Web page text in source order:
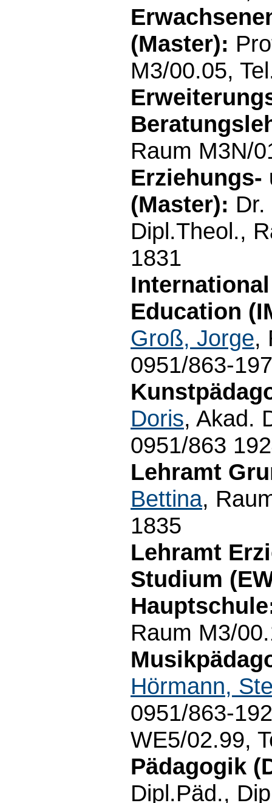
(Master):
M3/00.05,
Raum M3N/
(Master): Dr.
Dipl.Theol.,
1831
Education
Groß, Jorge,
0951/863-
Doris, Akad.
0951/863
Lehramt
Bettina,
1835
Lehramt
Studium
Raum M3/
Hörmann,
0951/863-
WE5/02.99,
Pädagogik
Dipl.Päd.,